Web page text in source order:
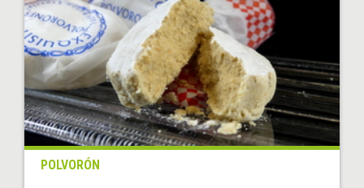
POLVORÓN